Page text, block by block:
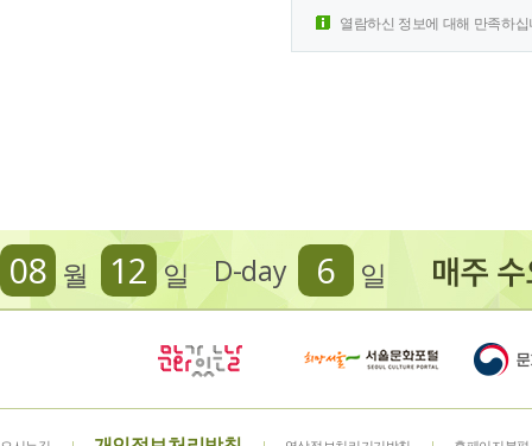
열람하신 정보에 대해 만족하
D-day 6 일
08 월 12 일